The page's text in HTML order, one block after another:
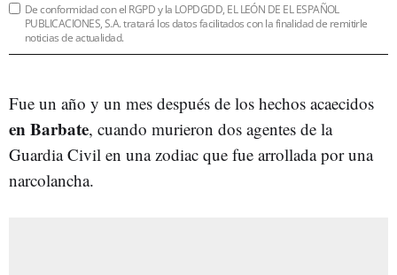
De conformidad con el RGPD y la LOPDGDD, EL LEÓN DE EL ESPAÑOL
PUBLICACIONES, S.A. tratará los datos facilitados con la finalidad de remitirle
noticias de actualidad.
Fue un año y un mes después de los hechos acaecidos
en Barbate, cuando murieron dos agentes de la
Guardia Civil en una zodiac que fue arrollada por una
narcolancha.